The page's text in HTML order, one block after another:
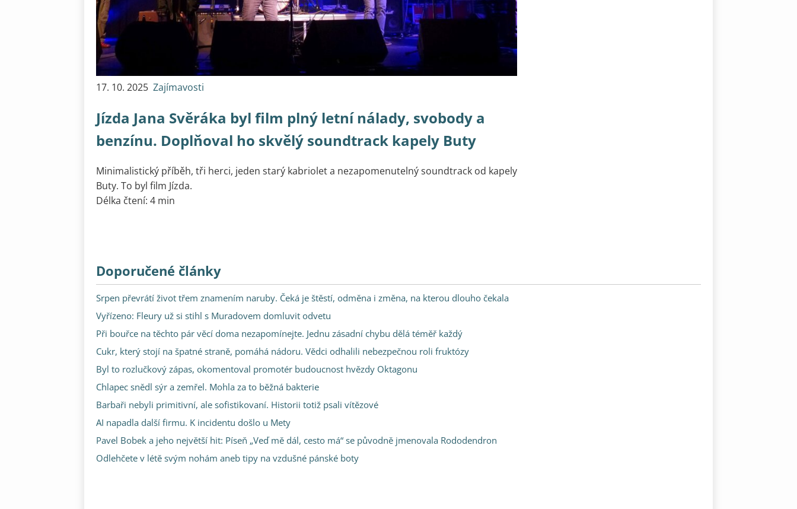
17. 10. 2025 Zajímavosti
Jízda Jana Svěráka byl film plný letní nálady, svobody a
benzínu. Doplňoval ho skvělý soundtrack kapely Buty
Minimalistický příběh, tři herci, jeden starý kabriolet a nezapomenutelný soundtrack od kapely
Buty. To byl film Jízda.
Délka čtení: 4 min
Doporučené články
Srpen převrátí život třem znamením naruby. Čeká je štěstí, odměna i změna, na kterou dlouho čekala
Vyřízeno: Fleury už si stihl s Muradovem domluvit odvetu
Při bouřce na těchto pár věcí doma nezapomínejte. Jednu zásadní chybu dělá téměř každý
Cukr, který stojí na špatné straně, pomáhá nádoru. Vědci odhalili nebezpečnou roli fruktózy
Byl to rozlučkový zápas, okomentoval promotér budoucnost hvězdy Oktagonu
Chlapec snědl sýr a zemřel. Mohla za to běžná bakterie
Barbaři nebyli primitivní, ale sofistikovaní. Historii totiž psali vítězové
AI napadla další firmu. K incidentu došlo u Mety
Pavel Bobek a jeho největší hit: Píseň „Veď mě dál, cesto má“ se původně jmenovala Rododendron
Odlehčete v létě svým nohám aneb tipy na vzdušné pánské boty